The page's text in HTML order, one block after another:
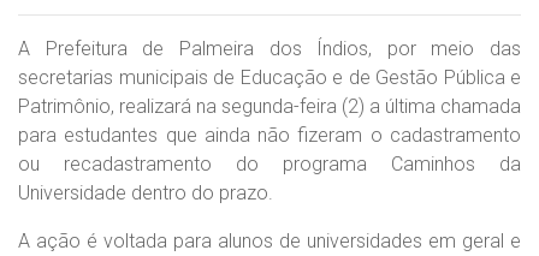
A Prefeitura de Palmeira dos Índios, por meio das
secretarias municipais de Educação e de Gestão Pública e
Patrimônio, realizará na segunda-feira (2) a última chamada
para estudantes que ainda não fizeram o cadastramento
ou recadastramento do programa Caminhos da
Universidade dentro do prazo.
A ação é voltada para alunos de universidades em geral e